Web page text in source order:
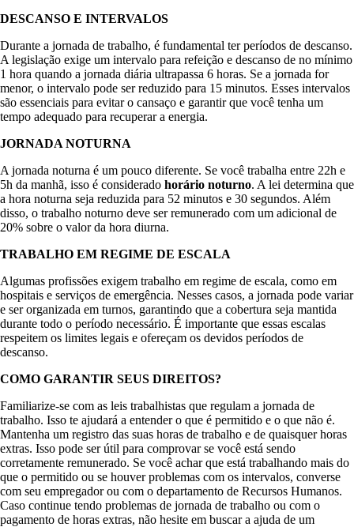
DESCANSO E INTERVALOS
Durante a jornada de trabalho, é fundamental ter períodos de descanso.
A legislação exige um intervalo para refeição e descanso de no mínimo
1 hora quando a jornada diária ultrapassa 6 horas. Se a jornada for
menor, o intervalo pode ser reduzido para 15 minutos. Esses intervalos
são essenciais para evitar o cansaço e garantir que você tenha um
tempo adequado para recuperar a energia.
JORNADA NOTURNA
A jornada noturna é um pouco diferente. Se você trabalha entre 22h e
5h da manhã, isso é considerado horário noturno. A lei determina que
a hora noturna seja reduzida para 52 minutos e 30 segundos. Além
disso, o trabalho noturno deve ser remunerado com um adicional de
20% sobre o valor da hora diurna.
TRABALHO EM REGIME DE ESCALA
Algumas profissões exigem trabalho em regime de escala, como em
hospitais e serviços de emergência. Nesses casos, a jornada pode variar
e ser organizada em turnos, garantindo que a cobertura seja mantida
durante todo o período necessário. É importante que essas escalas
respeitem os limites legais e ofereçam os devidos períodos de
descanso.
COMO GARANTIR SEUS DIREITOS?
Familiarize-se com as leis trabalhistas que regulam a jornada de
trabalho. Isso te ajudará a entender o que é permitido e o que não é.
Mantenha um registro das suas horas de trabalho e de quaisquer horas
extras. Isso pode ser útil para comprovar se você está sendo
corretamente remunerado. Se você achar que está trabalhando mais do
que o permitido ou se houver problemas com os intervalos, converse
com seu empregador ou com o departamento de Recursos Humanos.
Caso continue tendo problemas de jornada de trabalho ou com o
pagamento de horas extras, não hesite em buscar a ajuda de um